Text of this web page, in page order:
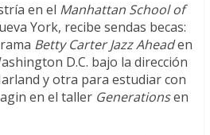
en el Manhattan School of
York, recibe sendas becas:
Betty Carter Jazz Aheaden
D.C. bajo la dirección
y otra para estudiar con
en el taller Generationsen